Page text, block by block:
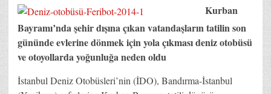
Kurban
Bayramı’nda şehir dışına çıkan vatandaşların tatilin son
gününde evlerine dönmek için yola çıkması deniz otobüsü
ve otoyollarda yoğunluğa neden oldu
İstanbul Deniz Otobüsleri’nin (İDO), Bandırma-İstanbul